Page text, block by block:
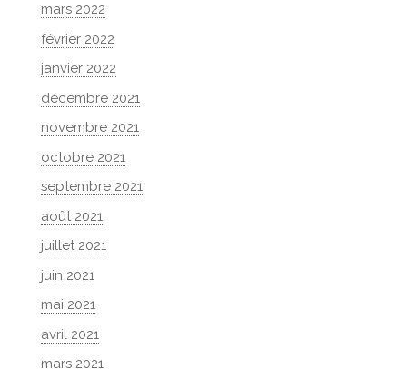
mars 2022
février 2022
janvier 2022
décembre 2021
novembre 2021
octobre 2021
septembre 2021
août 2021
juillet 2021
juin 2021
mai 2021
avril 2021
mars 2021